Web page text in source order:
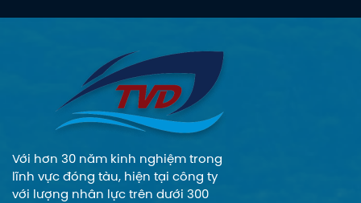
chuyển tương đối
tốt, cùng đầy đủ
hiện đại với thiết kế
mang đến cho du
khách những trải
Với hơn 30 năm kinh nghiệm trong
lĩnh vực đóng tàu, hiện tại công ty
với lượng nhân lực trên dưới 300